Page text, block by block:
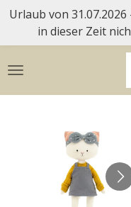
Zum
Hauptinhalt
springen
Urlaub von
in dieser Zeit